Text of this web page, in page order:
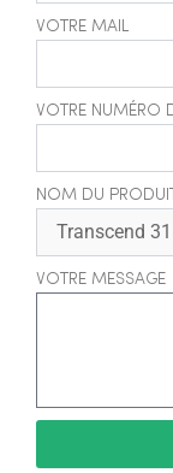
VOTRE MAIL
VOTRE NUMÉRO
NOM DU PRODUIT
VOTRE MESSAGE